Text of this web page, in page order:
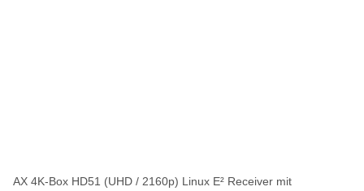
AX 4K-Box HD51 (UHD / 2160p) Linux E² Receiver mit